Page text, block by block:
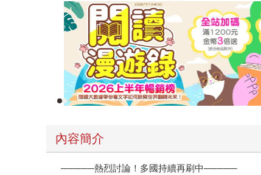
內容簡介
─────熱烈討論！多國持續再刷中─────